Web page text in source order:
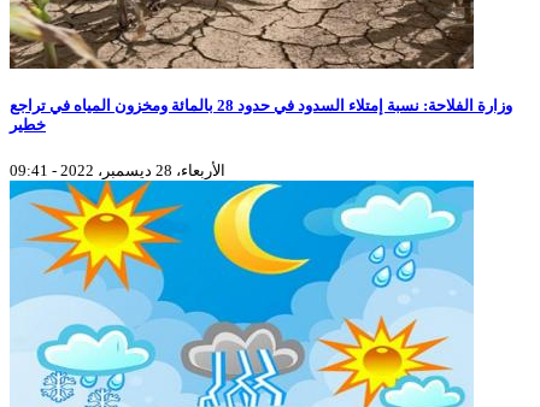
وزارة الفلاحة: نسبة إمتلاء السدود في حدود 28 بالمائة ومخزون المياه في تراجع
خطير
الأربعاء، 28 ديسمبر، 2022 - 09:41